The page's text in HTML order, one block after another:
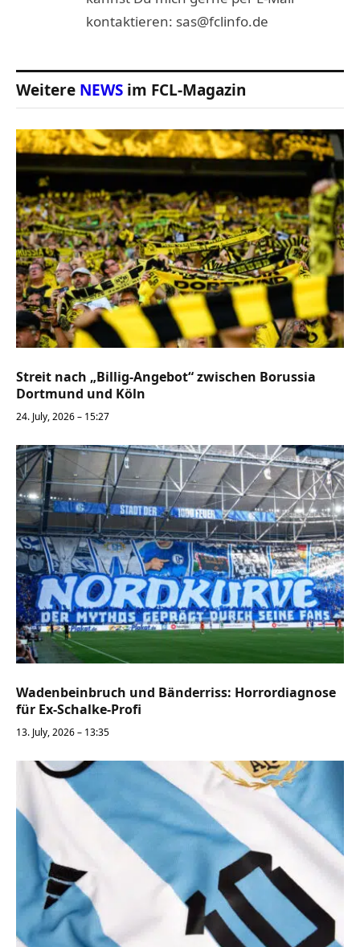
kontaktieren: sas@fclinfo.de
Weitere NEWS im FCL-Magazin
Streit nach „Billig-Angebot“ zwischen Borussia
Dortmund und Köln
24. July, 2026 – 15:27
Wadenbeinbruch und Bänderriss: Horrordiagnose
für Ex-Schalke-Profi
13. July, 2026 – 13:35